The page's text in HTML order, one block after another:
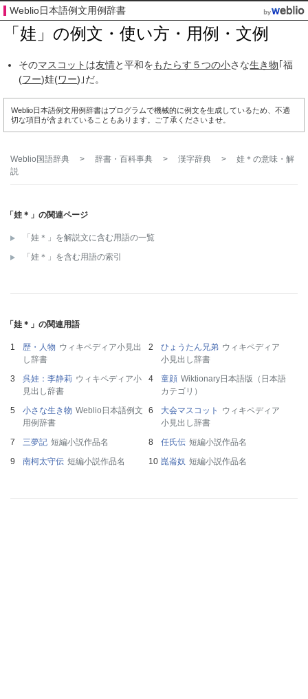
Weblio日本語例文用例辞書
「娃」の例文・使い方・用例・文例
そのマスコット は友情と平和をもたらす ５つの小さな生き物 ｢福
(フー)娃(ワー)｣だ。
Weblio日本語例文用例辞書はプログラムで機械的に例文を生成しているため、不適
切な項目が含まれていることもあります。ご了承くださいませ。
Weblio国語辞典 > 辞書・百科事典 > 漢字辞典 > 娃＊ の意味・解
説
「娃＊」の関連ページ
「娃＊」を解説文に含む用語の一覧
「娃＊」を含む用語の索引
「娃＊」の関連用語
歴・人物 ウィキペディア小見出
し辞書
ひょうたん兄弟 ウィキペディア
小見出し辞書
呉娃：李静莉 ウィキペディア小
見出し辞書
童顔 Wiktionary日本語版（日本語
カテゴリ）
小さな生き物 Weblio日本語例文
用例辞書
大会マスコット
ウィキペディア
小見出し辞書
三夢記 短編小説作品名 任氏伝 短編小説作品名
南柯太守伝 短編小説作品名 崑崙奴 短編小説作品名